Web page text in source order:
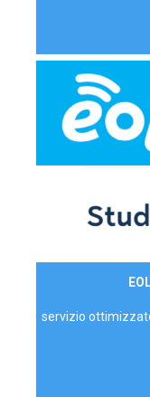
servizio